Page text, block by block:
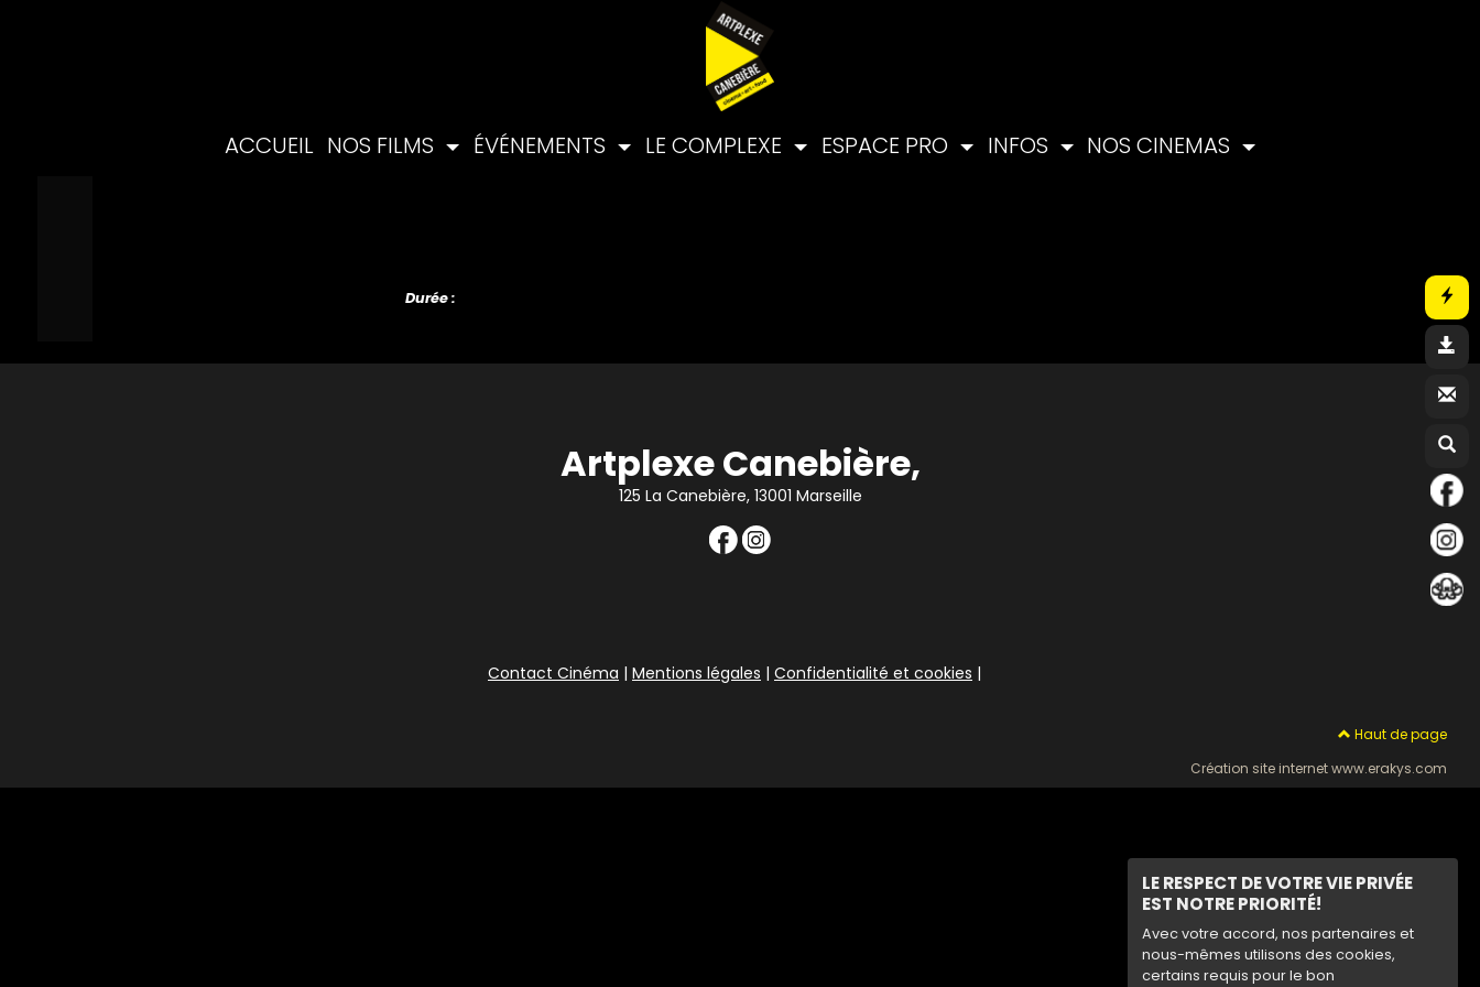
LE RESPECT DE VOTRE VIE PRIVÉE
EST NOTRE PRIORITÉ!
Avec votre accord, nos partenaires et
nous-mêmes utilisons des cookies,
certains requis pour le bon
ACCUEIL NOS FILMS ÉVÉNEMENTS LE COMPLEXE ESPACE PRO INFOS NOS CINEMAS
Durée :
Artplexe Canebière,
125 La Canebière, 13001 Marseille
Contact Cinéma | Mentions légales | Confidentialité et cookies |
Haut de page
Création site internet www.erakys.com